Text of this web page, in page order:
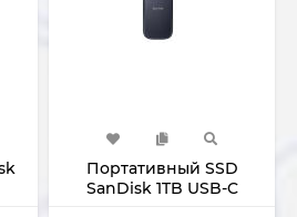
Портативный SSD
SanDisk 1TB USB-C